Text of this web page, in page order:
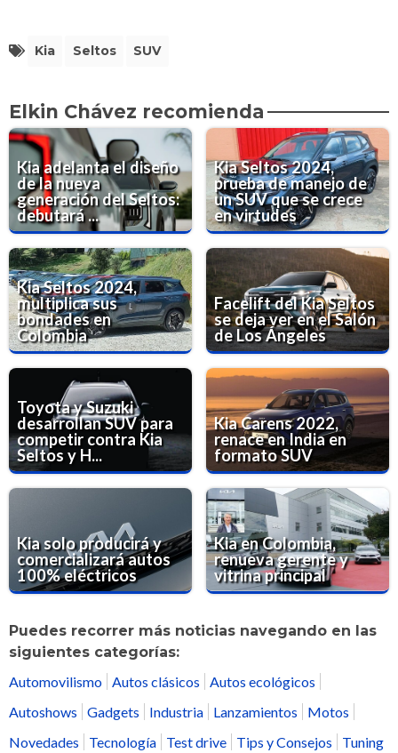
Kia Seltos SUV
Elkin Chávez recomienda
Kia adelanta el diseño
de la nueva
generación del Seltos:
debutará ...
Kia Seltos 2024,
prueba de manejo de
un SUV que se crece
en virtudes
Kia Seltos 2024,
multiplica sus
bondades en
Colombia
Facelift del Kia Seltos
se deja ver en el Salón
de Los Ángeles
Toyota y Suzuki
desarrollan SUV para
competir contra Kia
Seltos y H...
Kia Carens 2022,
renace en India en
formato SUV
Kia solo producirá y
comercializará autos
100% eléctricos
Kia en Colombia,
renueva gerente y
vitrina principal
Puedes recorrer más noticias navegando en las
siguientes categorías:
Automovilismo Autos clásicos
Autos ecológicos
Autoshows
Gadgets Industria Lanzamientos
Motos
Novedades
Tecnología Test drive Tips y Consejos Tuning